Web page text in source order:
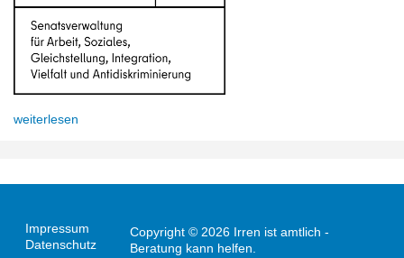
weiterlesen
Impressum
Datenschutz
Copyright © 2026 Irren ist amtlich -
Beratung kann helfen.